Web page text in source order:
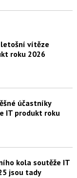
vítěze
roku 2026
účastníky
IT produkt roku
kola soutěže IT
jsou tady